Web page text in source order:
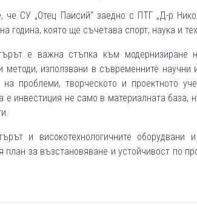
че СУ „Отец Паисий“ заедно с ПТГ „Д-р
година, която ще съчетава спорт, наука и
е важна стъпка към модернизиране
методи, използвани в съвременните
на проблеми, творческото и проектното
е инвестиция не само в материалната база,
и високотехнологичните
план за възстановяване и устойчивост по